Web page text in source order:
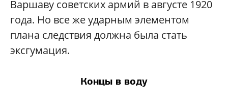
Варшаву советских армий в августе 1920
года. Но все же ударным элементом
плана следствия должна была стать
эксгумация.
Концы в воду